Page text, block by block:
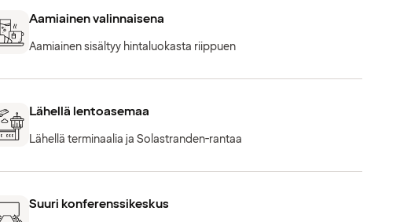
Aamiainen valinnaisena
Aamiainen sisältyy hintaluokasta riippuen
Lähellä lentoasemaa
Lähellä terminaalia ja Solastranden-rantaa
Suuri konferenssikeskus